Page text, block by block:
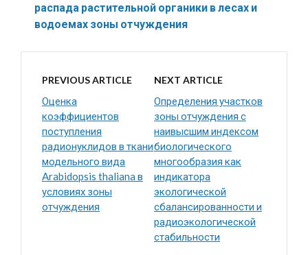
распада растительной органики в лесах и
водоемах зоны отчуждения
PREVIOUS ARTICLE
Оценка
коэффициентов
поступления
радионуклидов в ткани
модельного вида
Arabidopsis thaliana в
условиях зоны
отчуждения
NEXT ARTICLE
Определения участков
зоны отчуждения с
наивысшим индексом
биологического
многообразия как
индикатора
экологической
сбалансированности и
радиоэкологической
стабильности